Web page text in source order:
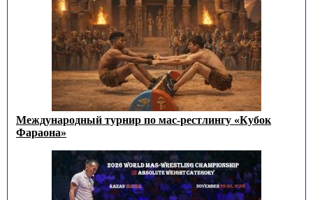
Международный турнир по мас-рестлингу «Кубок
Фараона»